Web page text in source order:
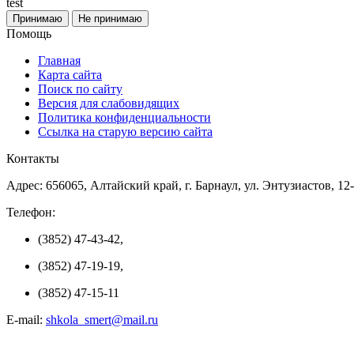
test
Принимаю Не принимаю
Помощь
Главная
Карта сайта
Поиск по сайту
Версия для слабовидящих
Политика конфиденциальности
Ссылка на старую версию сайта
Контакты
Адрес: 656065, Алтайский край, г. Барнаул, ул. Энтузиастов,
Телефон:
(3852) 47-43-42,
(3852) 47-19-19,
(3852) 47-15-11
E-mail: shkola_smert@mail.ru